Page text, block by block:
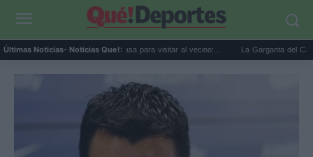
Últimas Noticias- Noticias Que!:
El perro se escapa de casa para visitar al vecino:... La Garganta del Capitán